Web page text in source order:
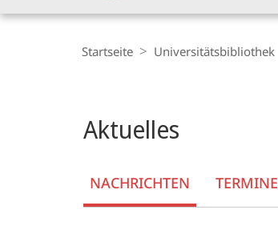
Navigation
Startseite Universitätsbibliothek
Aktuelles
NACHRICHTEN TERMINE